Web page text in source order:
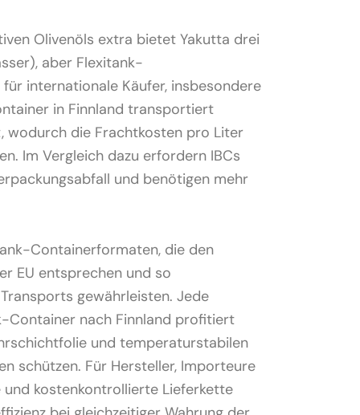
Olivenöls extra bietet Yakutta drei
aber Flexitank-
internationale Käufer, insbesondere
in Finnland transportiert
wodurch die Frachtkosten pro Liter
Im Vergleich dazu erfordern IBCs
und benötigen mehr
Containerformaten, die den
EU entsprechen und so
gewährleisten. Jede
Container nach Finnland profitiert
und temperaturstabilen
schützen. Für Hersteller, Importeure
und kostenkontrollierte Lieferkette